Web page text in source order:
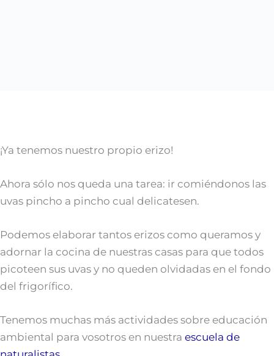
¡Ya tenemos nuestro propio erizo!
Ahora sólo nos queda una tarea: ir comiéndonos las
uvas pincho a pincho cual delicatesen.
Podemos elaborar tantos erizos como queramos y
adornar la cocina de nuestras casas para que todos
picoteen sus uvas y no queden olvidadas en el fondo
del frigorífico.
Tenemos muchas más actividades sobre educación
ambiental para vosotros en nuestra escuela de